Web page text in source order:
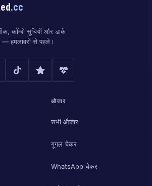
.cc
कॉम्बो सूचियों और डार्क
— हमलावरों से पहले।
औजार
सभी औजार
गूगल चेकर
WhatsApp चेकर